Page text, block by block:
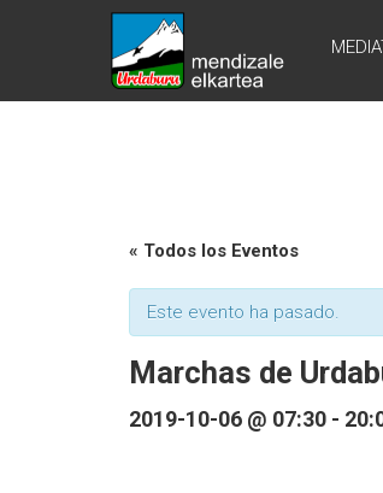
URDABURU
Grupo
« Todos los Eventos
Este evento ha pasado.
Marchas de
2019-10-06 @ 07:30 -